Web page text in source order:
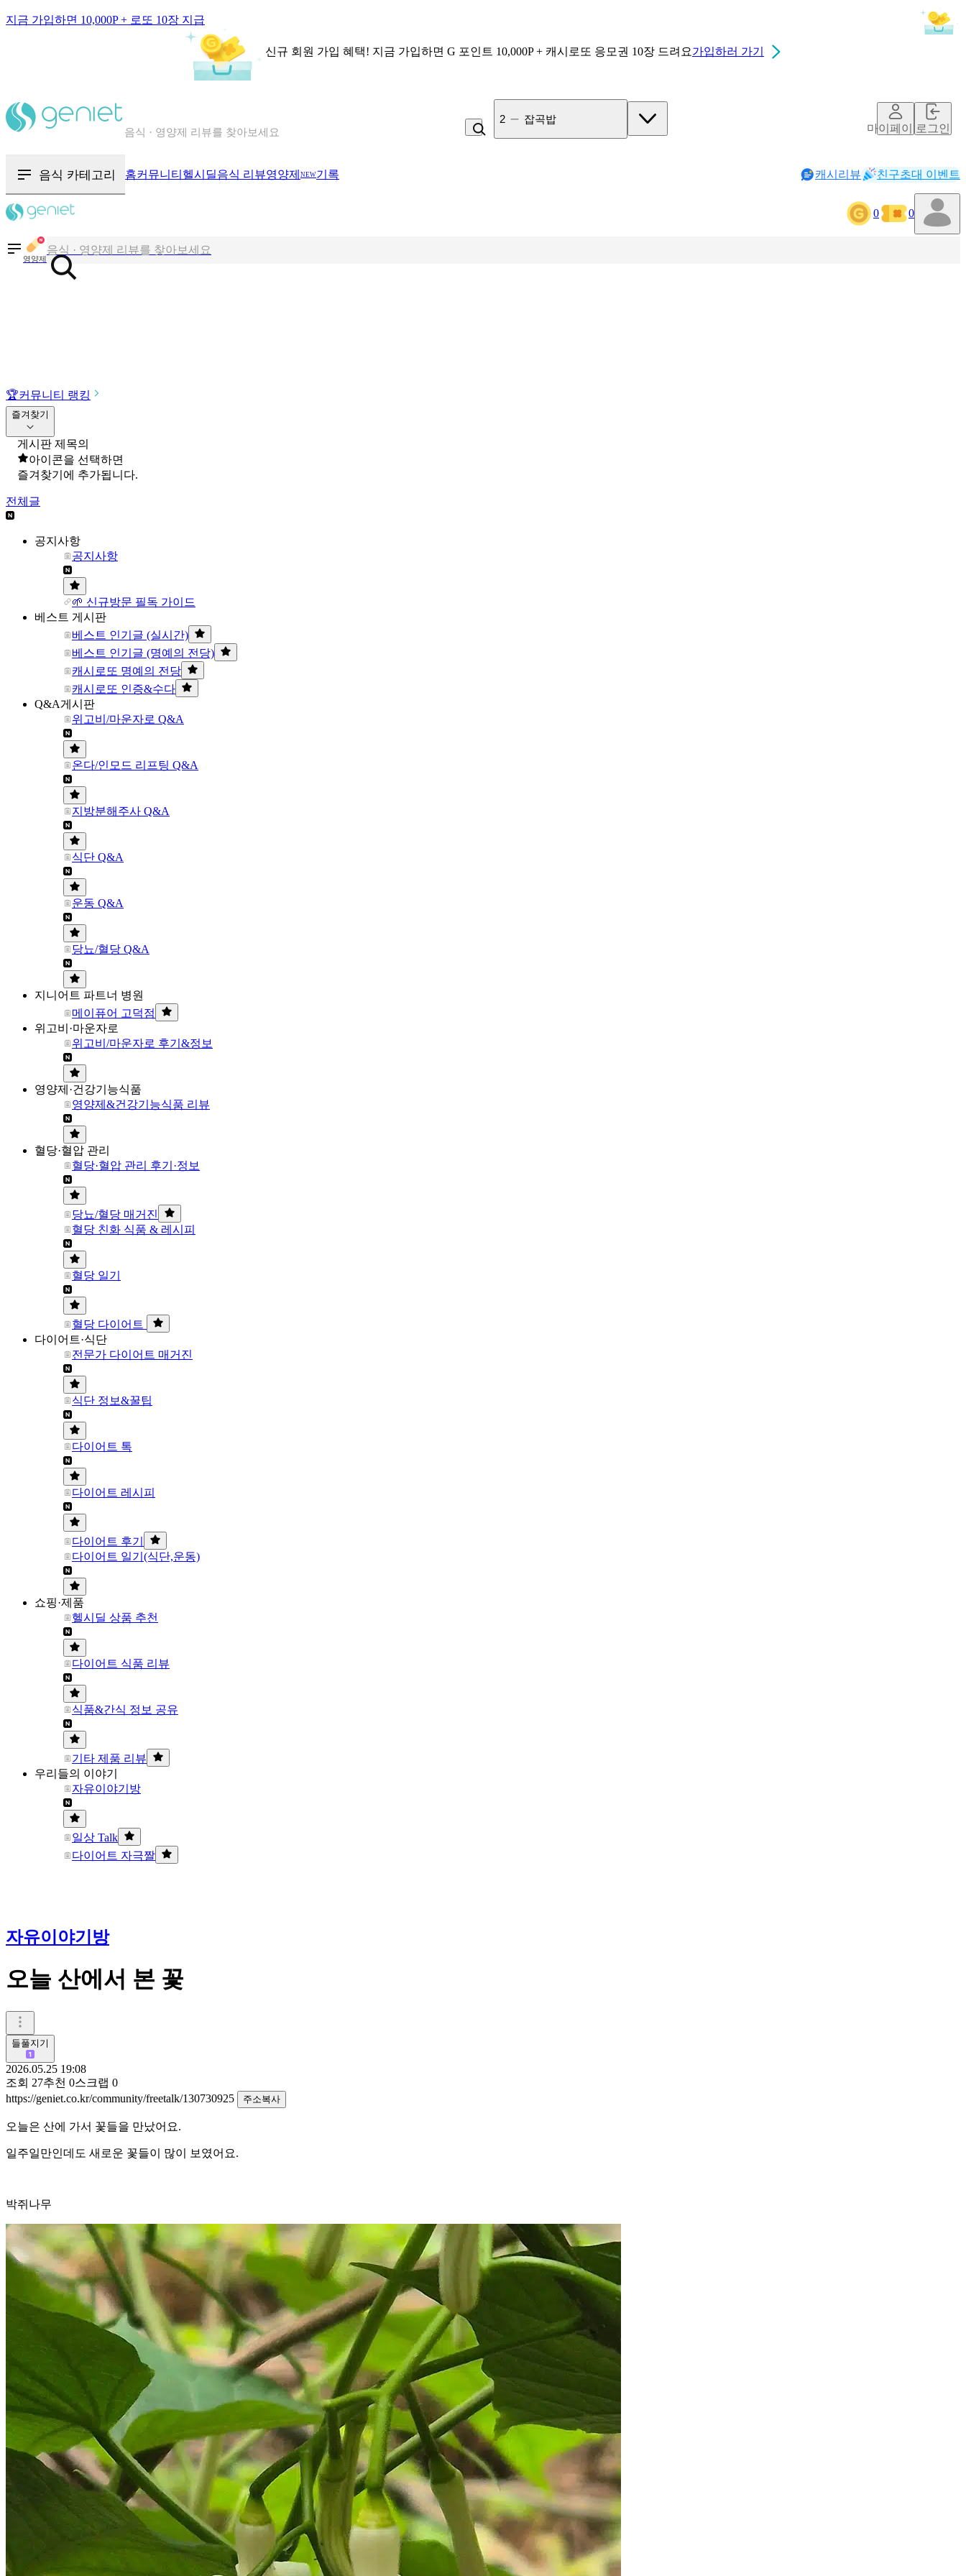
지금 가입하면 10,000P + 로또 10장 지급
신규 회원 가입 혜택! 지금 가입하면 G 포인트 10,000P + 캐시로또 응모권 10장 드려요가입하러 가기
칼로리와 영양성분을 검색해보세요
3 사과
마이페이지로그인
음식 카테고리 홈커뮤니티 헬시딜음식 리뷰영양제 NEW기록 캐시리뷰 친구초대 이벤트
0 0
영양제
칼로리와 영양성분을 검색해보세요
혈당 · 다이어트 음식 검색해보세요
🏆커뮤니티 랭킹
즐겨찾기
게시판 제목의
아이콘을 선택하면
즐겨찾기에 추가됩니다.
전체글
공지사항
공지사항
🌱 신규방문 필독 가이드
베스트 게시판
베스트 인기글 (실시간)
베스트 인기글 (명예의 전당)
캐시로또 명예의 전당
캐시로또 인증&수다
Q&A게시판
위고비/마운자로 Q&A
온다/인모드 리프팅 Q&A
지방분해주사 Q&A
식단 Q&A
운동 Q&A
당뇨/혈당 Q&A
지니어트 파트너 병원
메이퓨어 고덕점
위고비·마운자로
위고비/마운자로 후기&정보
영양제·건강기능식품
영양제&건강기능식품 리뷰
혈당·혈압 관리
혈당·혈압 관리 후기·정보
당뇨/혈당 매거진
혈당 친화 식품 & 레시피
혈당 일기
혈당 다이어트
다이어트·식단
전문가 다이어트 매거진
식단 정보&꿀팁
다이어트 톡
다이어트 레시피
다이어트 후기
다이어트 일기(식단,운동)
쇼핑·제품
헬시딜 상품 추천
다이어트 식품 리뷰
식품&간식 정보 공유
기타 제품 리뷰
우리들의 이야기
자유이야기방
일상 Talk
다이어트 자극짤
자유이야기방
오늘 산에서 본 꽃
들풀지기
2026.05.25 19:08
조회 27추천 0스크랩 0
https://geniet.co.kr/community/freetalk/130730925
주소복사
오늘은 산에 가서 꽃들을 만났어요.
일주일만인데도 새로운 꽃들이 많이 보였어요.
박쥐나무